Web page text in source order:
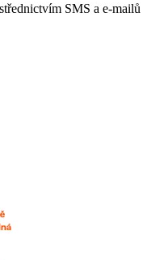
SMS a e-mailů